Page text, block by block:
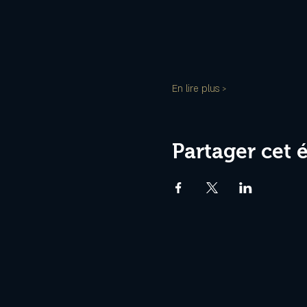
En lire plus >
Partager cet